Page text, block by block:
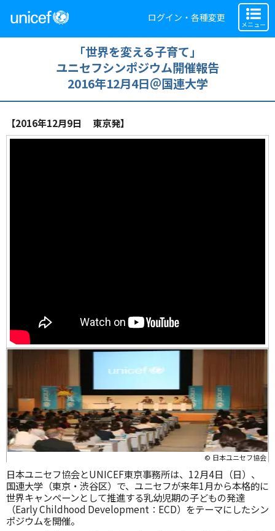
ログイン・各種変更
メニュー
「世界を変える子育て」
ユニセフシンポジウム開催報告
2016年12月4日＠国連大学
【2016年12月9日 東京発】
© 日本ユニセフ協会
日本ユニセフ協会とUNICEF東京事務所は、12月4日（日）、
国連大学（東京・渋谷区）で、ユニセフが来年1月から本格的に
世界キャンペーンとして推進する乳幼児期の子どもの発達
（Early Childhood Development：ECD）をテーマにしたシン
ポジウムを開催。